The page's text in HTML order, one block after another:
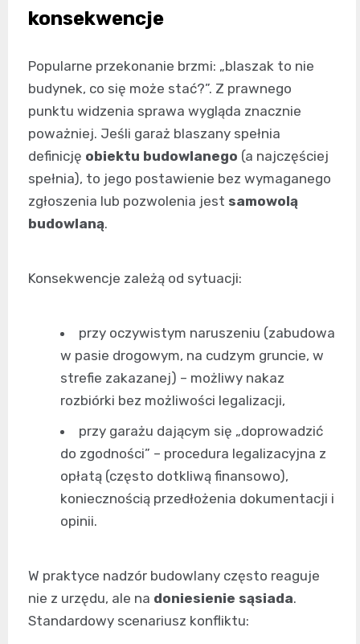
konsekwencje
Popularne przekonanie brzmi: „blaszak to nie
budynek, co się może stać?”. Z prawnego
punktu widzenia sprawa wygląda znacznie
poważniej. Jeśli garaż blaszany spełnia
definicję obiektu budowlanego (a najczęściej
spełnia), to jego postawienie bez wymaganego
zgłoszenia lub pozwolenia jest samowolą
budowlaną.
Konsekwencje zależą od sytuacji:
przy oczywistym naruszeniu (zabudowa
w pasie drogowym, na cudzym gruncie, w
strefie zakazanej) – możliwy nakaz
rozbiórki bez możliwości legalizacji,
przy garażu dającym się „doprowadzić
do zgodności” – procedura legalizacyjna z
opłatą (często dotkliwą finansowo),
koniecznością przedłożenia dokumentacji i
opinii.
W praktyce nadzór budowlany często reaguje
nie z urzędu, ale na doniesienie sąsiada.
Standardowy scenariusz konfliktu: